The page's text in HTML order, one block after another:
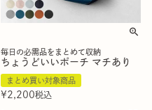
毎日の必需品をまとめて収納
ちょうどいいポーチ マチあり
まとめ買い対象商品
¥2,200税込